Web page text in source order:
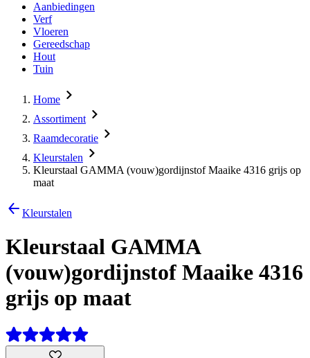
Aanbiedingen
Verf
Vloeren
Gereedschap
Hout
Tuin
Home
Assortiment
Raamdecoratie
Kleurstalen
Kleurstaal GAMMA (vouw)gordijnstof Maaike 4316 grijs op
maat
Kleurstalen
Kleurstaal GAMMA
(vouw)gordijnstof Maaike 4316
grijs op maat